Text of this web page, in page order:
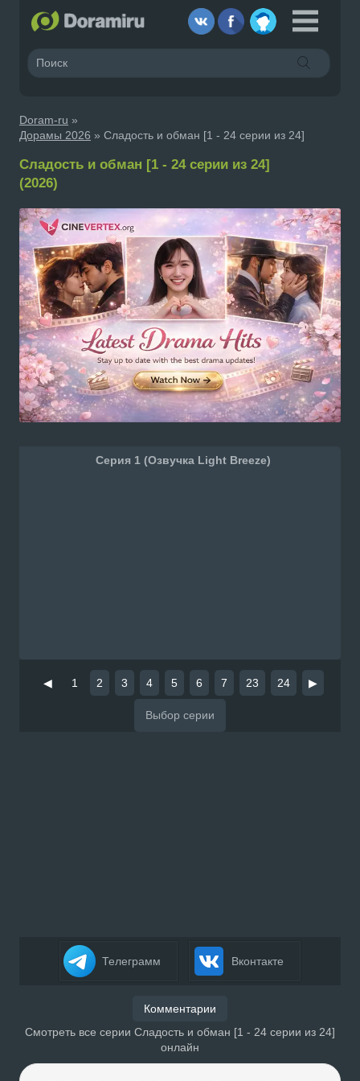
Doram-ru »
Дорамы 2026 » Сладость и обман [1 - 24 серии из 24]
Сладость и обман [1 - 24 серии из 24]
(2026)
Серия 1 (Озвучка Light Breeze)
◀ 1 2 3 4 5 6 7 23 24 ▶
Телеграмм Вконтакте
Комментарии
Смотреть все серии Сладость и обман [1 - 24 серии из 24]
онлайн